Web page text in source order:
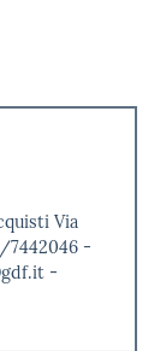
Via
7442046 -
-